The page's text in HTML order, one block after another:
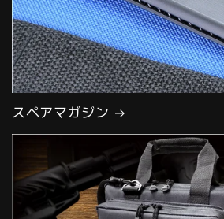
スペアマガジン